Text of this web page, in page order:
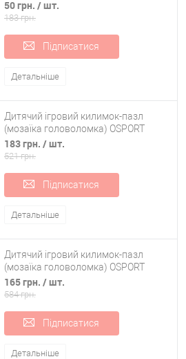
товщина 10мм OSPORT Lite (FI-0092)
50 грн. / шт.
183 грн.
Підписатися
Детальніше
Дитячий ігровий килимок-пазл
(мозаїка головоломка) OSPORT
10шт (M 0375)
183 грн. / шт.
521 грн.
Підписатися
Детальніше
Дитячий ігровий килимок-пазл
(мозаїка головоломка) OSPORT
36шт (M 0378)
165 грн. / шт.
584 грн.
Підписатися
Детальніше